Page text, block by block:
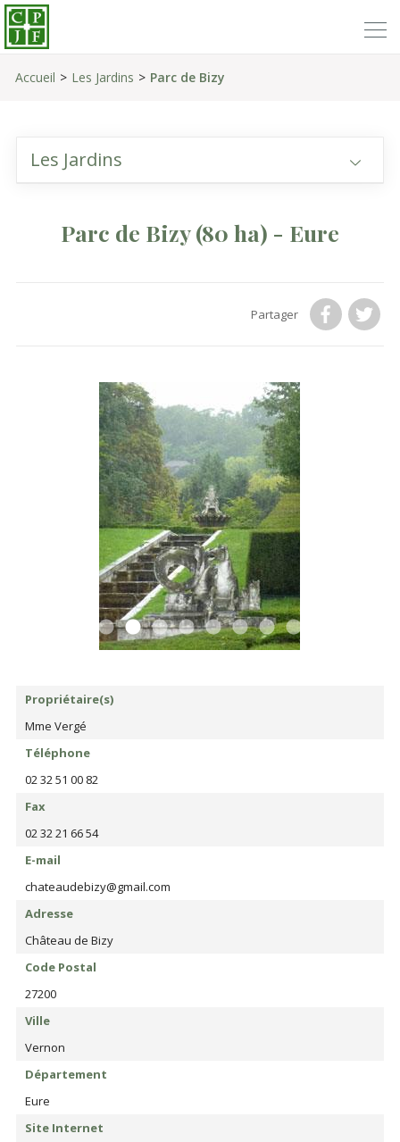
Accueil Les Jardins Parc de Bizy
Les Jardins
Parc de Bizy(80 ha) - Eure
Partager
Propriétaire(s)
Mme Vergé
Téléphone
02 32 51 00 82
Fax
02 32 21 66 54
E-mail
chateaudebizy@gmail.com
Adresse
Château de Bizy
Code Postal
27200
Ville
Vernon
Département
Eure
Site Internet